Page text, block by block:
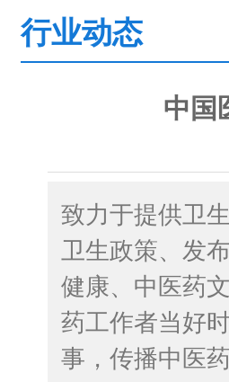
行业动态
中国
致力于提供卫
卫生政策、发
健康、中医药
药工作者当好
事，传播中医